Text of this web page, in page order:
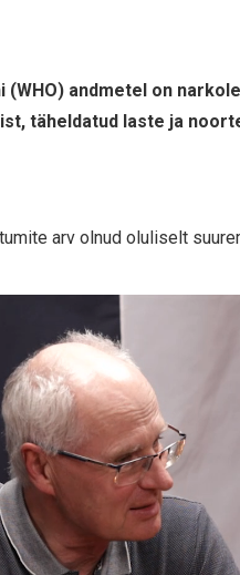
andmetel on
täheldatud laste ja
arv olnud oluliselt